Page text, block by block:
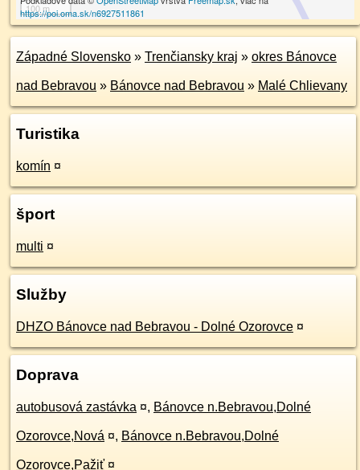
100 m
https://poi.oma.sk/n6927511861
Západné Slovensko » Trenčiansky kraj » okres Bánovce
nad Bebravou » Bánovce nad Bebravou » Malé Chlievany
Turistika
komín ¤
šport
multi ¤
Služby
DHZO Bánovce nad Bebravou - Dolné Ozorovce ¤
Doprava
autobusová zastávka ¤, Bánovce n.Bebravou,Dolné
Ozorovce,Nová ¤, Bánovce n.Bebravou,Dolné
Ozorovce,Pažiť ¤